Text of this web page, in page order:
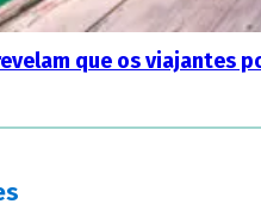
que os viajantes